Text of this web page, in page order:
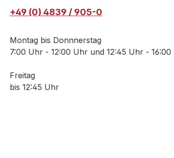
+49 (0) 4839 / 905-0
Montag bis Donnnerstag
7:00 Uhr - 12:00 Uhr und 12:45 Uhr -
Freitag
bis 12:45 Uhr